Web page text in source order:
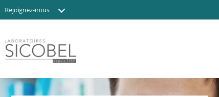
Rejoignez-nous
Contact